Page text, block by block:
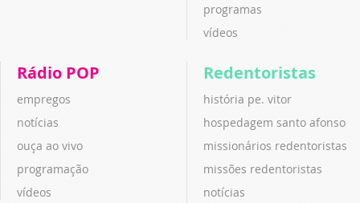
programas
vídeos
Rádio POP
empregos
notícias
ouça ao vivo
programação
vídeos
Redentoristas
história pe. vitor
hospedagem santo afonso
missionários redentoristas
missões redentoristas
notícias